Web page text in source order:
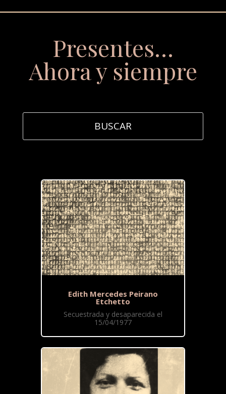
Presentes…
Ahora y siempre
Edith Mercedes Peirano
Etchetto
Secuestrada y desaparecida el
15/04/1977